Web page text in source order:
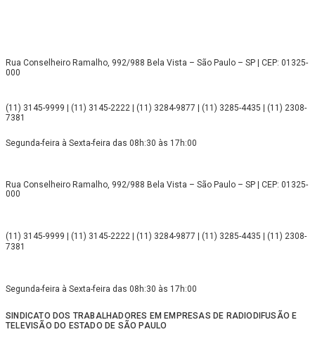
Rua Conselheiro Ramalho, 992/988 Bela Vista – São Paulo – SP | CEP: 01325-
000
(11) 3145-9999 | (11) 3145-2222 | (11) 3284-9877 | (11) 3285-4435 | (11) 2308-
7381
Segunda-feira à Sexta-feira das 08h:30 às 17h:00
Rua Conselheiro Ramalho, 992/988 Bela Vista – São Paulo – SP | CEP: 01325-
000
(11) 3145-9999 | (11) 3145-2222 | (11) 3284-9877 | (11) 3285-4435 | (11) 2308-
7381
Segunda-feira à Sexta-feira das 08h:30 às 17h:00
SINDICATO DOS TRABALHADORES EM EMPRESAS DE RADIODIFUSÃO E
TELEVISÃO DO ESTADO DE SÃO PAULO